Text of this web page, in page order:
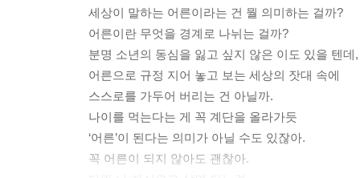
살 만해?
그렇게 살아가리라
▶ 〈책 읽어주는 남자〉의 토닥토닥 프로젝트
06 날 응원해
_어떤 삶이 펼쳐질지 두려운 나에게
내 삶이 나를 응원한다
세상이 말하는 어른이라는 건 뭘 의미하는 걸까?
어른이란 무엇을 경계로 나뉘는 걸까?
분명 소년의 동심을 잃고 싶지 않은 이도 있을 텐데,
어른으로 규정 지어 놓고 보는 세상의 잣대 속에
스스로를 가두어 버리는 건 아닐까.
나이를 먹는다는 게 꼭 계단을 올라가듯
‘어른’이 된다는 의미가 아닐 수도 있잖아.
꼭 어른이 되지 않아도 괜찮아.